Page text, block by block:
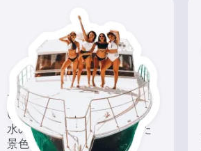
ツアー
いろんな再発見があるかも!?
水の上から眺める一味違った
景色を楽しもう！